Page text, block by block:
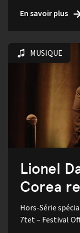
En savoir plus
MUSIQUE
Lionel
Corea
Hors-Série
7tet – Festival